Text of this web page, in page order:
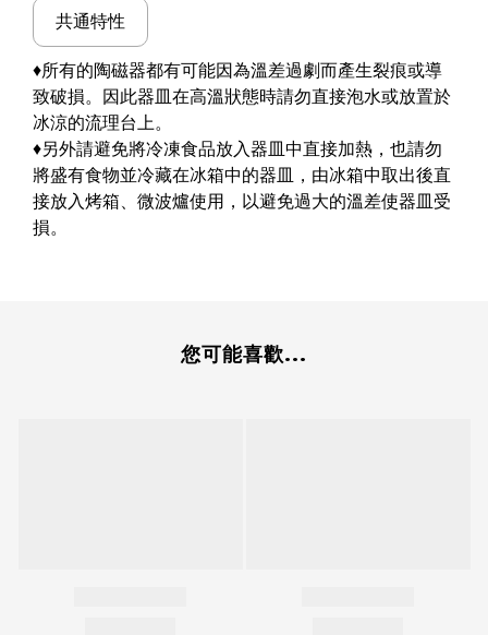
共通特性
♦所有的陶磁器都有可能因為溫差過劇而產生裂痕或導
致破損。因此器皿在高溫狀態時請勿直接泡水或放置於
冰涼的流理台上。
♦另外請避免將冷凍食品放入器皿中直接加熱，也請勿
將盛有食物並冷藏在冰箱中的器皿，由冰箱中取出後直
接放入烤箱、微波爐使用，以避免過大的溫差使器皿受
損。
您可能喜歡...